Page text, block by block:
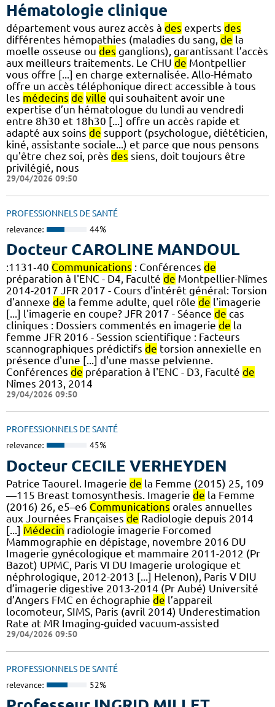
Hématologie clinique
département vous aurez accès à des experts des
différentes hémopathies (maladies du sang, de la
moelle osseuse ou des ganglions), garantissant l’accès
aux meilleurs traitements. Le CHU de Montpellier
vous offre [...] en charge externalisée. Allo-Hémato
offre un accès téléphonique direct accessible à tous
les médecins de ville qui souhaitent avoir une
expertise d’un hématologue du lundi au vendredi
entre 8h30 et 18h30 [...] offre un accès rapide et
adapté aux soins de support (psychologue, diététicien,
kiné, assistante sociale...) et parce que nous pensons
qu'être chez soi, près des siens, doit toujours être
privilégié, nous
29/04/2026 09:50
PROFESSIONNELS DE SANTÉ
relevance: 44%
Docteur CAROLINE MANDOUL
:1131‑40 Communications : Conférences de
préparation à l'ENC - D4, Faculté de Montpellier-Nîmes
2014-2017 JFR 2017 - Cours d'intérêt général: Torsion
d'annexe de la femme adulte, quel rôle de l'imagerie
[...] l'imagerie en coupe? JFR 2017 - Séance de cas
cliniques : Dossiers commentés en imagerie de la
femme JFR 2016 - Session scientifique : Facteurs
scannographiques prédictifs de torsion annexielle en
présence d'une [...] d'une masse pelvienne.
Conférences de préparation à l'ENC - D3, Faculté de
Nîmes 2013, 2014
29/04/2026 09:50
PROFESSIONNELS DE SANTÉ
relevance: 45%
Docteur CECILE VERHEYDEN
Patrice Taourel. Imagerie de la Femme (2015) 25, 109
—115 Breast tomosynthesis. Imagerie de la Femme
(2016) 26, e5–e6 Communications orales annuelles
aux Journées Françaises de Radiologie depuis 2014
[...] Médecin radiologie imagerie Forcomed
Mammographie en dépistage, novembre 2016 DU
Imagerie gynécologique et mammaire 2011-2012 (Pr
Bazot) UPMC, Paris VI DU Imagerie urologique et
néphrologique, 2012-2013 [...] Helenon), Paris V DIU
d’imagerie digestive 2013-2014 (Pr Aubé) Université
d’Angers FMC en échographie de l’appareil
locomoteur, SIMS, Paris (avril 2014) Underestimation
Rate at MR Imaging-guided vacuum-assisted
29/04/2026 09:50
PROFESSIONNELS DE SANTÉ
relevance: 52%